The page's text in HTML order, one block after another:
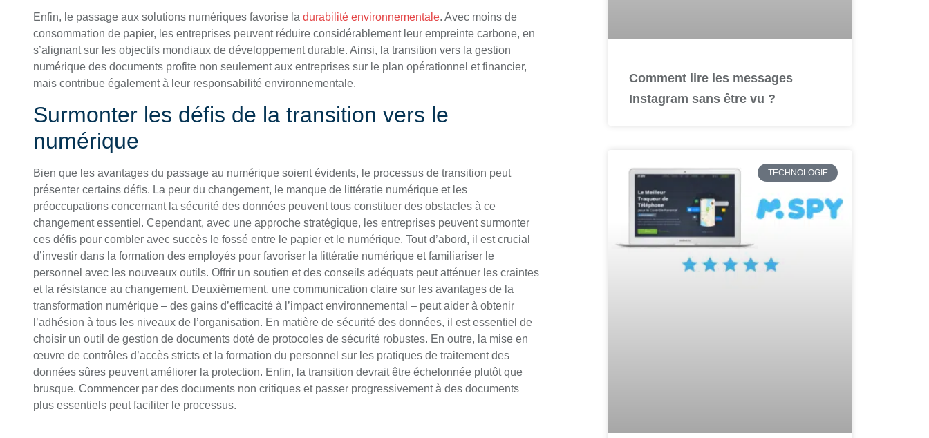
Enfin, le passage aux solutions numériques favorise la durabilité environnementale. Avec moins de
consommation de papier, les entreprises peuvent réduire considérablement leur empreinte carbone, en
s’alignant sur les objectifs mondiaux de développement durable. Ainsi, la transition vers la gestion
numérique des documents profite non seulement aux entreprises sur le plan opérationnel et financier,
mais contribue également à leur responsabilité environnementale.
Surmonter les défis de la transition vers le
numérique
Bien que les avantages du passage au numérique soient évidents, le processus de transition peut
présenter certains défis. La peur du changement, le manque de littératie numérique et les
préoccupations concernant la sécurité des données peuvent tous constituer des obstacles à ce
changement essentiel. Cependant, avec une approche stratégique, les entreprises peuvent surmonter
ces défis pour combler avec succès le fossé entre le papier et le numérique. Tout d’abord, il est crucial
d’investir dans la formation des employés pour favoriser la littératie numérique et familiariser le
personnel avec les nouveaux outils. Offrir un soutien et des conseils adéquats peut atténuer les craintes
et la résistance au changement. Deuxièmement, une communication claire sur les avantages de la
transformation numérique – des gains d’efficacité à l’impact environnemental – peut aider à obtenir
l’adhésion à tous les niveaux de l’organisation. En matière de sécurité des données, il est essentiel de
choisir un outil de gestion de documents doté de protocoles de sécurité robustes. En outre, la mise en
œuvre de contrôles d’accès stricts et la formation du personnel sur les pratiques de traitement des
données sûres peuvent améliorer la protection. Enfin, la transition devrait être échelonnée plutôt que
brusque. Commencer par des documents non critiques et passer progressivement à des documents
plus essentiels peut faciliter le processus.
Comment lire les messages
Instagram sans être vu ?
TECHNOLOGIE